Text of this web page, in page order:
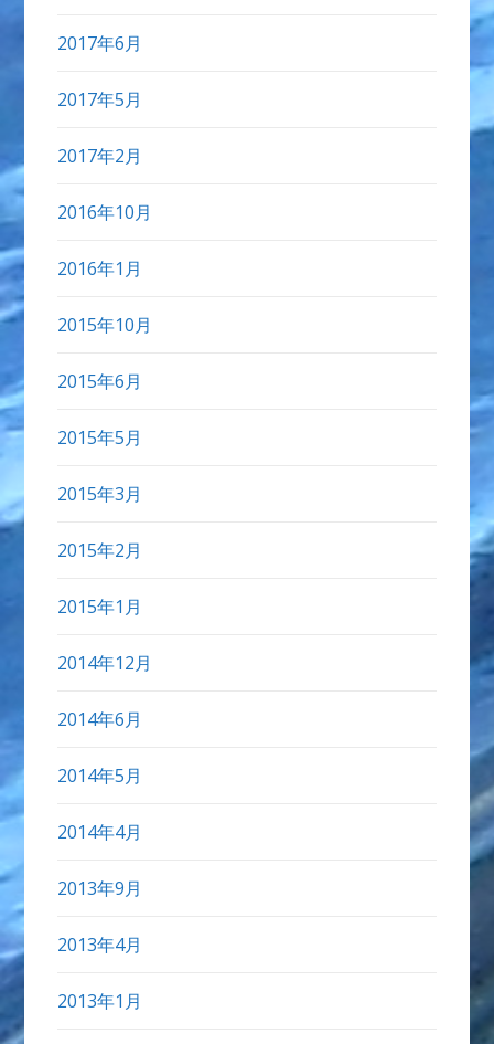
2017年6月
2017年5月
2017年2月
2016年10月
2016年1月
2015年10月
2015年6月
2015年5月
2015年3月
2015年2月
2015年1月
2014年12月
2014年6月
2014年5月
2014年4月
2013年9月
2013年4月
2013年1月